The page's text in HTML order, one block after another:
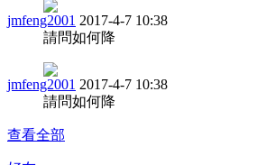
jmfeng2001 2017-4-7 10:38
請問如何降
jmfeng2001 2017-4-7 10:38
請問如何降
查看全部